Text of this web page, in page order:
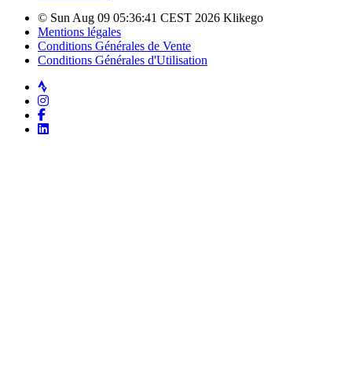
© Sun Aug 09 05:36:41 CEST 2026 Klikego
Mentions légales
Conditions Générales de Vente
Conditions Générales d'Utilisation
Strava
Instagram
Facebook
LinkedIn